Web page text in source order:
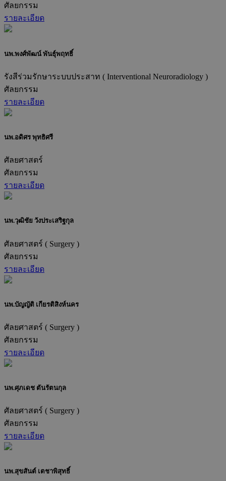
ศัลยกรรม
รายละเอียด
นพ.พงศ์พัฒน์ พันธุ์พฤทธิ์
รังสีร่วมรักษาระบบประสาท ( Interventional Neuroradiology )
ศัลยกรรม
รายละเอียด
นพ.อดิศร พุทธิศรี
ศัลยศาสตร์
ศัลยกรรม
รายละเอียด
นพ.วุฒิชัย วังประเสริฐกุล
ศัลยศาสตร์ ( Surgery )
ศัลยกรรม
รายละเอียด
นพ.บัญญัติ เกียรติสิงห์นคร
ศัลยศาสตร์ ( Surgery )
ศัลยกรรม
รายละเอียด
นพ.ศุภเดช ตันรัตนกุล
ศัลยศาสตร์ ( Surgery )
ศัลยกรรม
รายละเอียด
นพ.สุขสันต์ เตชาพิสุทธิ์